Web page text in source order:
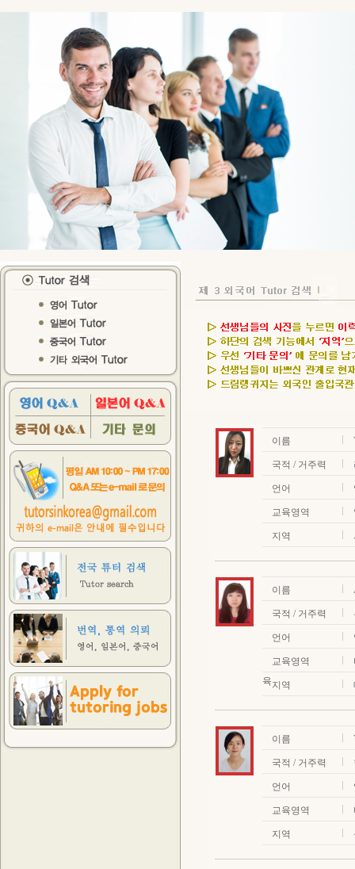
이름
국적 / 거주력
언어
교육영역
지역
이름
국적 / 거주력
언어
교육영역
육지역
이름
국적 / 거주력
언어
교육영역
지역